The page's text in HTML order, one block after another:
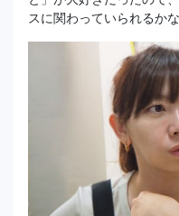
スに関わっていられるか